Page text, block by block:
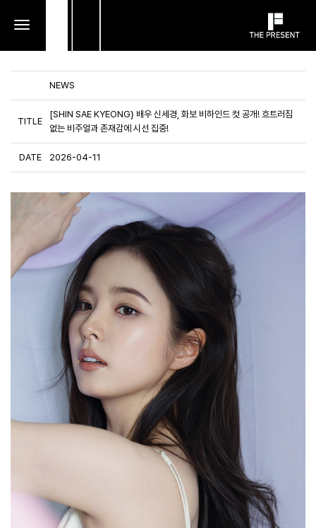
toggle
NEWS
TITLE
[SHIN SAE KYEONG} 배우 신세경, 화보 비하인드 컷 공개! 흐트러짐
없는 비주얼과 존재감에 시선 집중!
DATE 2026-04-11